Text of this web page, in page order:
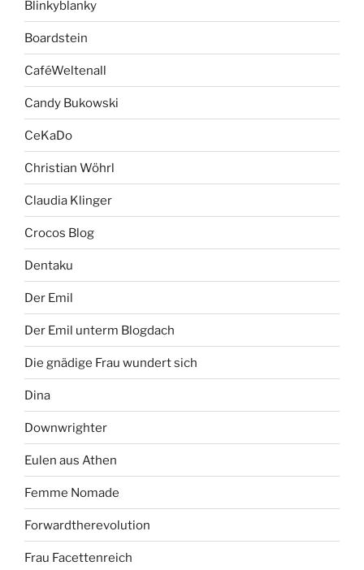
Blinkyblanky
Boardstein
CaféWeltenall
Candy Bukowski
CeKaDo
Christian Wöhrl
Claudia Klinger
Crocos Blog
Dentaku
Der Emil
Der Emil unterm Blogdach
Die gnädige Frau wundert sich
Dina
Downwrighter
Eulen aus Athen
Femme Nomade
Forwardtherevolution
Frau Facettenreich